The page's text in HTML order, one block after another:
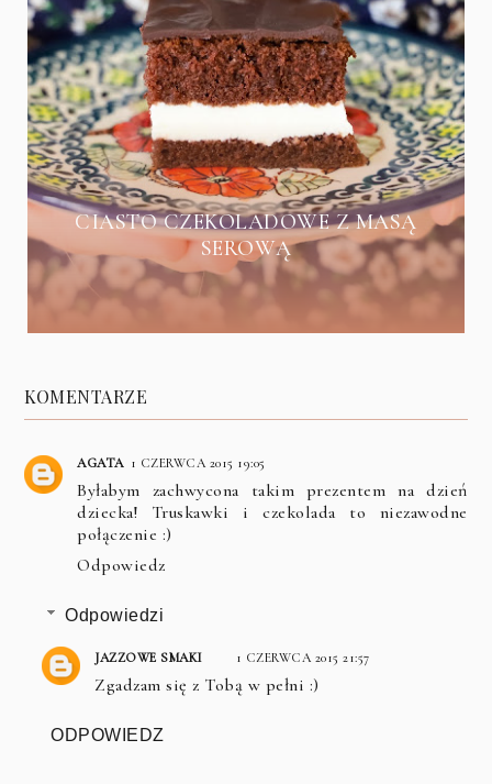
CIASTO CZEKOLADOWE Z MASĄ
SEROWĄ
KOMENTARZE
AGATA 1 CZERWCA 2015 19:05
Byłabym zachwycona takim prezentem na dzień
dziecka! Truskawki i czekolada to niezawodne
połączenie :)
Odpowiedz
Odpowiedzi
JAZZOWE SMAKI 1 CZERWCA 2015 21:57
Zgadzam się z Tobą w pełni :)
ODPOWIEDZ